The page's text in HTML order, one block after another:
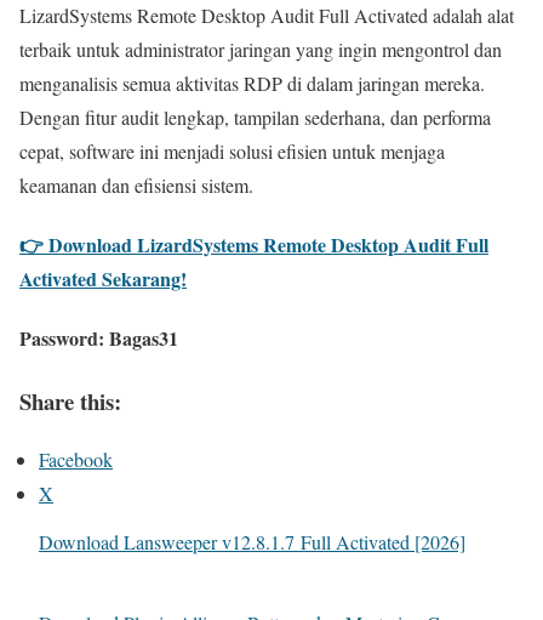
LizardSystems Remote Desktop Audit Full Activated adalah alat
terbaik untuk administrator jaringan yang ingin mengontrol dan
menganalisis semua aktivitas RDP di dalam jaringan mereka.
Dengan fitur audit lengkap, tampilan sederhana, dan performa
cepat, software ini menjadi solusi efisien untuk menjaga
keamanan dan efisiensi sistem.
👉Download LizardSystems Remote Desktop Audit Full
Activated Sekarang!
Password: Bagas31
Share this:
Facebook
X
Download Lansweeper v12.8.1.7 Full Activated [2026]